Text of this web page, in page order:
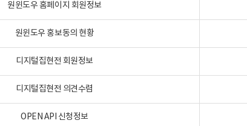
원윈도우 홈페이지 회원정보
원윈도우 홍보동의 현황
디지털집현전 회원정보
디지털집현전 의견수렴
OPEN API 신청정보